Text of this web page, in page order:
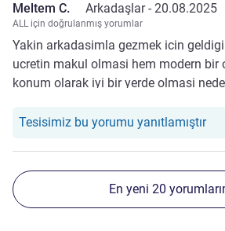
Meltem C. Arkadaşlar - 20.08.2025
ALL için doğrulanmış yorumlar
Yakin arkadasimla gezmek icin
ucretin makul olmasi hem modern bir
konum olarak iyi bir yerde olmasi
Tesisimiz bu yorumu yanıtlamıştır
En yeni 20